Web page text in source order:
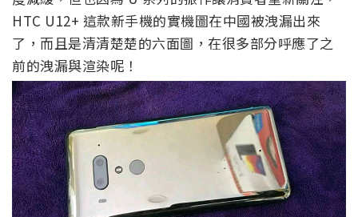
HTC U12+ 這款新手機的實機圖在中國被洩漏出來
了，而且是清清楚楚的六面圖，在很多部分呼應了之
前的洩漏與渲染呢！